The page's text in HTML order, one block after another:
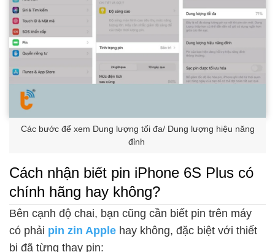
Các bước để xem Dung lượng tối đa/ Dung lượng hiệu năng
đỉnh
Cách nhận biết pin iPhone 6S Plus có
chính hãng hay không?
Bên cạnh độ chai, bạn cũng cần biết pin trên máy
có phải pin zin Apple hay không, đặc biệt với thiết
bị đã từng thay pin: